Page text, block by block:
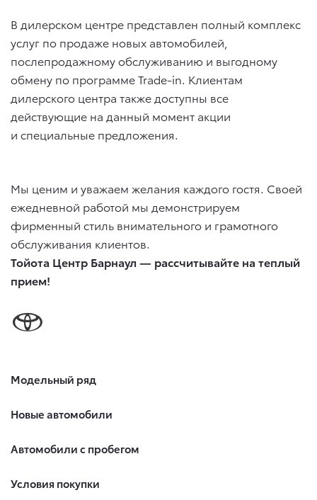
В дилерском центре представлен полный комплекс
услуг по продаже новых автомобилей,
послепродажному обслуживанию и выгодному
обмену по программе Trade-in. Клиентам
дилерского центра также доступны все
действующие на данный момент акции
и специальные предложения.
Мы ценим и уважаем желания каждого гостя. Своей
ежедневной работой мы демонстрируем
фирменный стиль внимательного и грамотного
обслуживания клиентов.
Тойота Центр Барнаул — рассчитывайте на теплый
прием!
Модельный ряд
Новые автомобили
Автомобили с пробегом
Условия покупки